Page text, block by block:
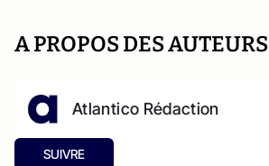
A PROPOS DES AUTEURS
Atlantico Rédaction
SUIVRE